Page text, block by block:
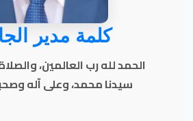
كلمة مدير
الحمد لله رب العالمين،
سيدنا محمد، وعلى آله